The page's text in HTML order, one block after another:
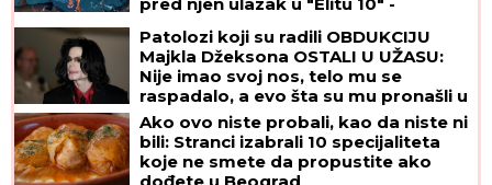
Patolozi koji su radili OBDUKCIJU
Majkla Džeksona OSTALI U UŽASU:
Nije imao svoj nos, telo mu se
raspadalo, a evo šta su mu pronašli u
želucu
Ako ovo niste probali, kao da niste ni
bili: Stranci izabrali 10 specijaliteta
koje ne smete da propustite ako
dođete u Beograd